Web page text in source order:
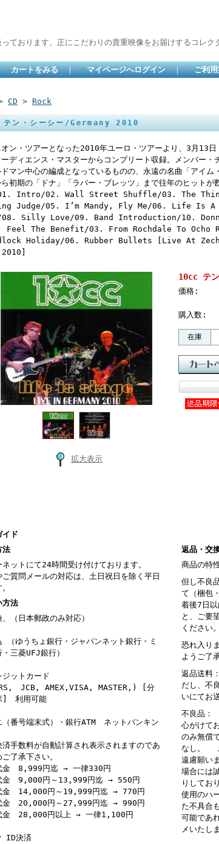
おります。正にこだわりの貴重映像をお届けするコレク
カートをみる ｜ マイページへログイン ｜ ご利
CD > Rock
ン・シーシー/Germany 2010
オン・ツアーとなった2010年ユーロ・ツアーより、3月13
ディエンス・マスターからコンプリート収録。メンバー・
マン中心の編成となっているものの、永遠の名曲「アイ
初期の「ドナ」「ラバー・ブレッツ」まで往年のヒット
Intro/02. Wall Street Shuffle/03. The
Judge/05. I’m Mandy, Fly Me/06. Life Is
08. Silly Love/09. Band Introduction/10. Donna
The Benefit/03. From Rochdale To Ocho
Holiday/06. Rubber Bullets [Live At Zeche
拡大表示
10cc テ
価格:
購入数:
在庫
イド
法
ネットにて24時間受け付けております。
ご質問メールの対応は、土日祝日を除く平日
方法
（日本郵政のみ対応）
（ゆうちょ銀行・ジャパンネット銀行・ミ
三菱UFJ銀行）
ジットカード
JCB, AMEX,VISA, MASTER,) [分
] 利用可能
（番号端末式）・銀行ATM ネットバンキン
済手数料が自動計算され表示されますのであ
了承下さい。
金 8,999円迄 → 一律330円
金 9,000円～13,999円迄 → 550円
金 14,000円～19,999円迄 → 770円
金 20,000円～27,999円迄 → 990円
金 28,000円以上 → 一律1,100円
ID決済
返品・交
商品の特
但し不良
て（梱包
着後7日
と、ご要
ください。
恐れ入り
ようご了
返品送料
だし、不
いにてお
不良品：
心がけて
のみ無償
なし。
遠慮願い
場合には
りしてお
使用のハ
た不具合
可能であ
メいたし